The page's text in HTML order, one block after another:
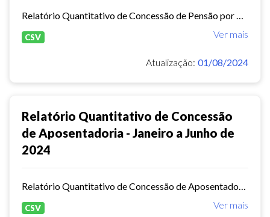
Ver mais
CSV
Atualização: 01/08/2024
Relatório Quantitativo de Concessão
de Aposentadoria - Janeiro a Junho de
2024
Ver mais
CSV